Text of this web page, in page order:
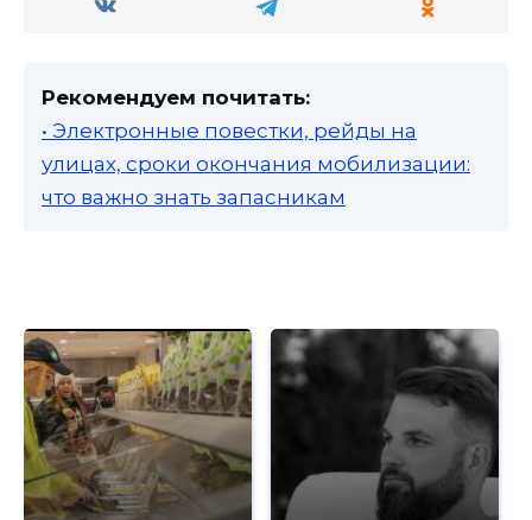
Рекомендуем почитать:
• Электронные повестки, рейды на
улицах, сроки окончания мобилизации:
что важно знать запасникам